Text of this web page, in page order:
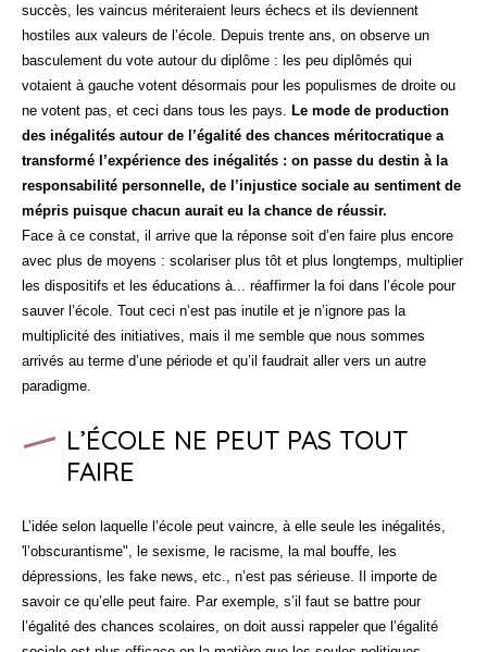
succès, les vaincus mériteraient leurs échecs et ils deviennent
hostiles aux valeurs de l’école. Depuis trente ans, on observe un
basculement du vote autour du diplôme : les peu diplômés qui
votaient à gauche votent désormais pour les populismes de droite ou
ne votent pas, et ceci dans tous les pays.
Le mode de production
des inégalités autour de l’égalité des chances méritocratique a
transformé l’expérience des inégalités : on passe du destin à la
responsabilité personnelle, de l’injustice sociale au sentiment de
mépris puisque chacun aurait eu la chance de réussir.
Face à ce constat, il arrive que la réponse soit d’en faire plus encore
avec plus de moyens : scolariser plus tôt et plus longtemps, multiplier
les dispositifs et les éducations à... réaffirmer la foi dans l’école pour
sauver l’école. Tout ceci n’est pas inutile et je n’ignore pas la
multiplicité des initiatives, mais il me semble que nous sommes
arrivés au terme d’une période et qu’il faudrait aller vers un autre
paradigme.
L’ÉCOLE NE PEUT PAS TOUT
FAIRE
L’idée selon laquelle l’école peut vaincre, à elle seule les inégalités,
'l’obscurantisme", le sexisme, le racisme, la mal bouffe, les
dépressions, les fake news, etc., n’est pas sérieuse. Il importe de
savoir ce qu’elle peut faire. Par exemple, s’il faut se battre pour
l’égalité des chances scolaires, on doit aussi rappeler que l’égalité